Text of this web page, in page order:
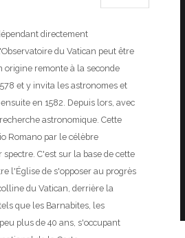
directement
du Vatican peut être
origine remonte à la seconde
et y invita les astronomes et
en 1582. Depuis lors, avec
astronomique. Cette
Romano par le célèbre
C'est sur la base de cette
l'Église de s'opposer au progrès
du Vatican, derrière la
que les Barnabites, les
plus de 40 ans, s'occupant